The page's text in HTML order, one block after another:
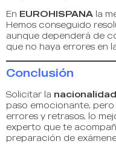
En EUROHISPANA la
Hemos conseguido
aunque dependerá de
que no haya errores en
Conclusión
Solicitar la
paso emocionante,
errores y retrasos, lo
experto que te
preparación de